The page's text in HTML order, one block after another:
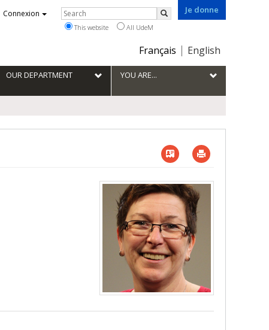
Je donne
Choix
la
langue
Français English
Connexion Rechercher
Search
This website All UdeM
OUR DEPARTMENT YOU ARE...
Vcard